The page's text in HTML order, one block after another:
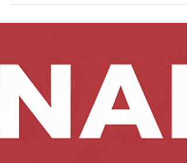
em...